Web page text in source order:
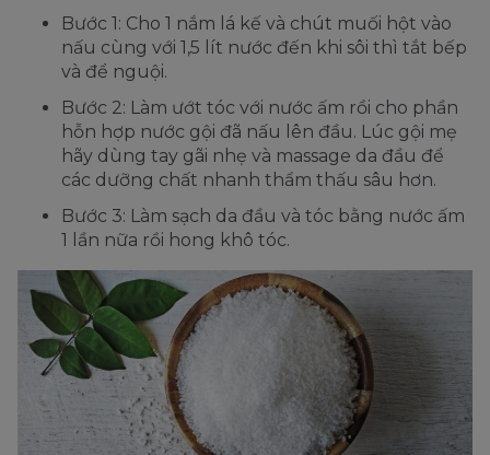
Bước 1: Cho 1 nắm lá kế và chút muối hột vào
nấu cùng với 1,5 lít nước đến khi sôi thì tắt bếp
và để nguội.
Bước 2: Làm ướt tóc với nước ấm rồi cho phần
hỗn hợp nước gội đã nấu lên đầu. Lúc gội mẹ
hãy dùng tay gãi nhẹ và massage da đầu để
các dưỡng chất nhanh thẩm thấu sâu hơn.
Bước 3: Làm sạch da đầu và tóc bằng nước ấm
1 lần nữa rồi hong khô tóc.